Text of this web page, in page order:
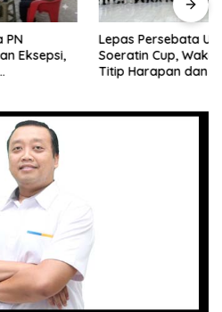
Lepas Persebata U-17 ke
Soeratin Cup, Wakil Bupati
Titip Harapan dan Harga Diri